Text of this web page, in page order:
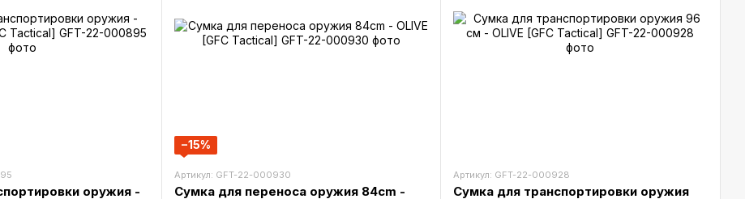
оружия -
−15%
Артикул: GFT-22-000930
Сумка для переноса оружия 84cm -
Артикул: GFT-22-000928
Сумка для транспортировки оружия